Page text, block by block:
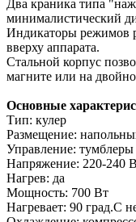
Два краника типа
минималистический
Индикаторы режимов
вверху аппарата.
Стальной корпус
магните или на
Основные
Тип: кулер
Размещение:
Управление:
Напряжение: 220-240
Нагрев: да
Мощность: 700 Вт
Нагревает: 90 град.С